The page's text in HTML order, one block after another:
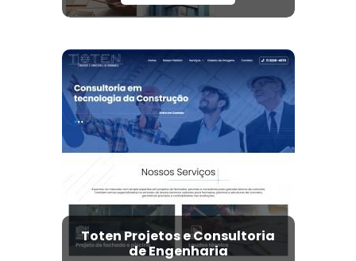
Toten Projetos e Consultoria
de Engenharia